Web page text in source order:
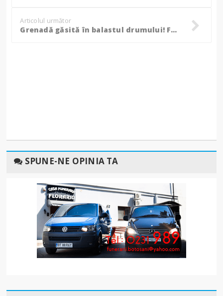
Articolul următor
Grenadă găsită în balastul drumului! FOTO
SPUNE-NE OPINIA TA